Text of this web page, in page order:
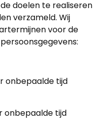
doelen te realiseren
verzameld. Wij
voor de
tijd
tijd